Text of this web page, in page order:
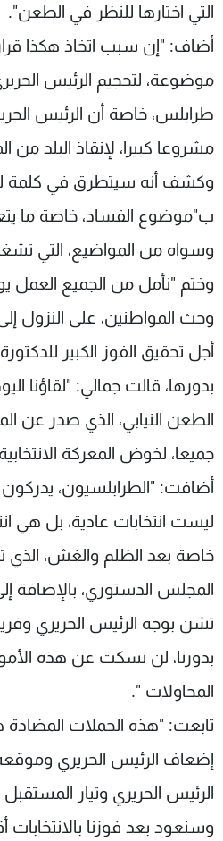
التي اختارها للنظر في الطعن".
أضاف: "إن سبب اتخاذ هكذا
موضوعة، لتحجيم الرئيس
طرابلس، خاصة أن الرئيس
مشروعا كبيرا، لإنقاذ البلد من
وكشف أنه سيتطرق في كلمة له
ب"موضوع الفساد، خاصة ما
وسواه من المواضيع، التي تشغل
وختم "نأمل من الجميع العمل
وحث المواطنين، على النزول
أجل تحقيق الفوز الكبير
بدورها، قالت جمالي: "لقاؤنا
الطعن النيابي، الذي صدر عن
جميعا، لخوض المعركة
أضافت: "الطرابلسيون، يدركون
ليست انتخابات عادية، بل هي
خاصة بعد الظلم والغش، الذي
المجلس الدستوري، بالإضافة
تشن بوجه الرئيس الحريري
بدورنا، لن نسكت عن هذه
المحاولات ".
تابعت: "هذه الحملات
إضعاف الرئيس الحريري
الرئيس الحريري وتيار
وسنعود بعد فوزنا بالانتخابات